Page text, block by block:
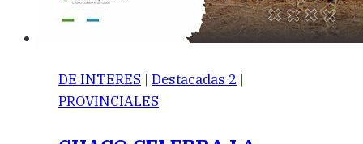
DE INTERES | Destacadas 2 |
PROVINCIALES